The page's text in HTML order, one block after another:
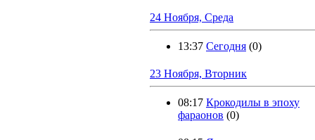
24 Ноября, Среда
13:37 Сегодня (0)
23 Ноября, Вторник
08:17 Крокодилы в эпоху
фараонов (0)